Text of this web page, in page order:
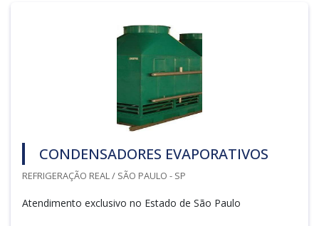
CONDENSADORES EVAPORATIVOS
REFRIGERAÇÃO REAL / SÃO PAULO - SP
Atendimento exclusivo no Estado de São Paulo